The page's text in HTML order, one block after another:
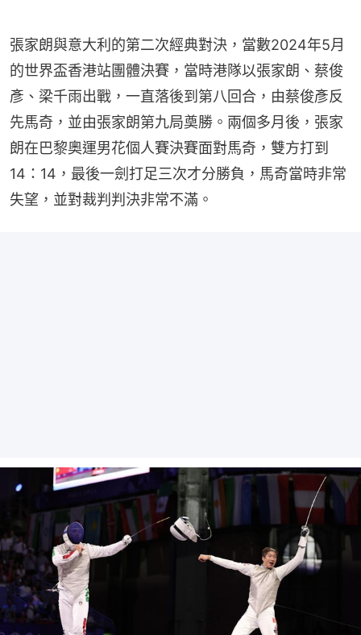
張家朗與意大利的第二次經典對決，當數2024年5月
的世界盃香港站團體決賽，當時港隊以張家朗、蔡俊
彥、梁千雨出戰，一直落後到第八回合，由蔡俊彥反
先馬奇，並由張家朗第九局奠勝。兩個多月後，張家
朗在巴黎奧運男花個人賽決賽面對馬奇，雙方打到
14：14，最後一劍打足三次才分勝負，馬奇當時非常
失望，並對裁判判決非常不滿。